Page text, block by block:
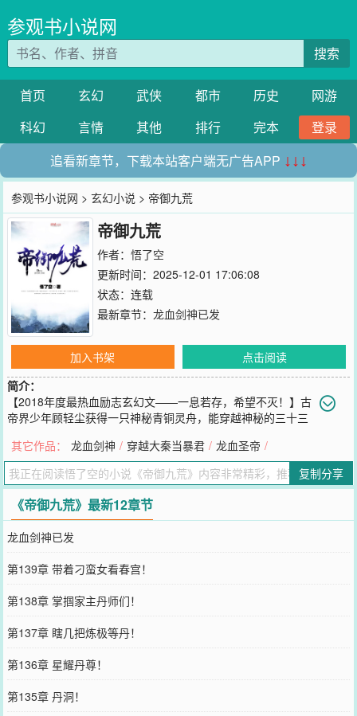
参观书小说网
搜索
首页 玄幻 武侠 都市 历史
网游
科幻
言情 其他 排行 完本
登录
追看新章节，下载本站客户端无广告APP ↓↓↓
参观书小说网 >玄幻小说 > 帝御九荒
帝御九荒
作者： 悟了空
更新时间：2025-12-01 17:06:08
状态：连载
最新章节： 龙血剑神已发
加入书架
点击阅读
简介：
【2018年度最热血励志玄幻文——一息若存，希望不灭！】古
帝界少年顾轻尘获得一只神秘青铜灵舟，能穿越神秘的三十三
些通通都是他的！
您要是觉得《帝御九荒》还不错的话请不要忘记向您QQ群和微博微信
里的朋友推荐哦！
其它作品： 龙血剑神 / 穿越大秦当暴君 / 龙血圣帝 /
复制分享
《帝御九荒》最新12章节
龙血剑神已发
第139章 带着刁蛮女看春宫！
第138章 掌掴家主丹师们！
第137章 瞎几把炼极等丹！
第136章 星耀丹尊！
第135章 丹洞！